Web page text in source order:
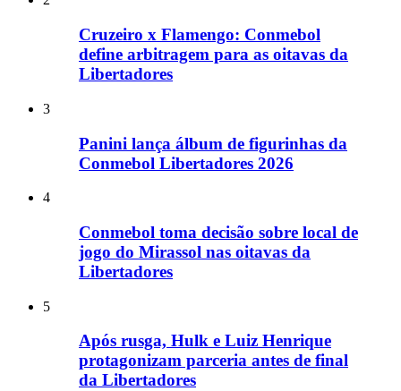
Cruzeiro x Flamengo: Conmebol
define arbitragem para as oitavas da
Libertadores
3
Panini lança álbum de figurinhas da
Conmebol Libertadores 2026
4
Conmebol toma decisão sobre local de
jogo do Mirassol nas oitavas da
Libertadores
5
Após rusga, Hulk e Luiz Henrique
protagonizam parceria antes de final
da Libertadores